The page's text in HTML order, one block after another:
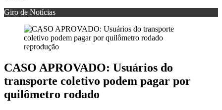
Giro de Notícias
reprodução
CASO APROVADO: Usuários do
transporte coletivo podem pagar por
quilômetro rodado